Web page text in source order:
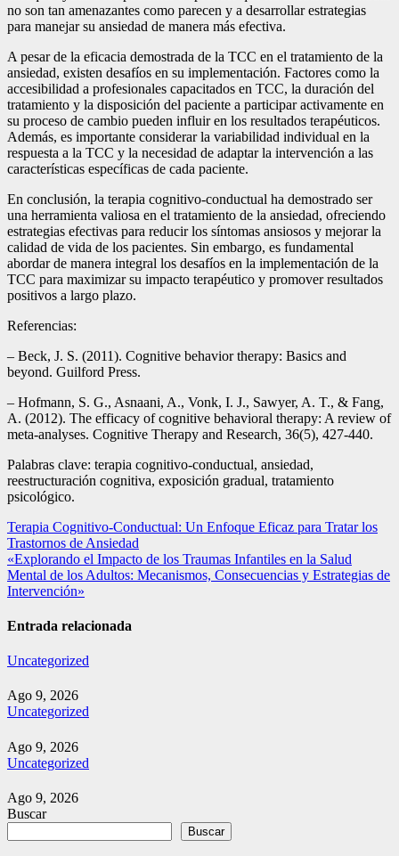
no son tan amenazantes como parecen y a desarrollar estrategias
para manejar su ansiedad de manera más efectiva.
A pesar de la eficacia demostrada de la TCC en el tratamiento de la
ansiedad, existen desafíos en su implementación. Factores como la
accesibilidad a profesionales capacitados en TCC, la duración del
tratamiento y la disposición del paciente a participar activamente en
su proceso de cambio pueden influir en los resultados terapéuticos.
Además, es importante considerar la variabilidad individual en la
respuesta a la TCC y la necesidad de adaptar la intervención a las
características específicas de cada paciente.
En conclusión, la terapia cognitivo-conductual ha demostrado ser
una herramienta valiosa en el tratamiento de la ansiedad, ofreciendo
estrategias efectivas para reducir los síntomas ansiosos y mejorar la
calidad de vida de los pacientes. Sin embargo, es fundamental
abordar de manera integral los desafíos en la implementación de la
TCC para maximizar su impacto terapéutico y promover resultados
positivos a largo plazo.
Referencias:
– Beck, J. S. (2011). Cognitive behavior therapy: Basics and
beyond. Guilford Press.
– Hofmann, S. G., Asnaani, A., Vonk, I. J., Sawyer, A. T., & Fang,
A. (2012). The efficacy of cognitive behavioral therapy: A review of
meta-analyses. Cognitive Therapy and Research, 36(5), 427-440.
Palabras clave: terapia cognitivo-conductual, ansiedad,
reestructuración cognitiva, exposición gradual, tratamiento
psicológico.
Navegación
de
entradas
Terapia Cognitivo-Conductual: Un Enfoque Eficaz para Tratar los
Trastornos de Ansiedad
«Explorando el Impacto de los Traumas Infantiles en la Salud
Mental de los Adultos: Mecanismos, Consecuencias y Estrategias de
Intervención»
Entrada relacionada
Uncategorized
Ago 9, 2026
Uncategorized
Ago 9, 2026
Uncategorized
Ago 9, 2026
Buscar
Buscar